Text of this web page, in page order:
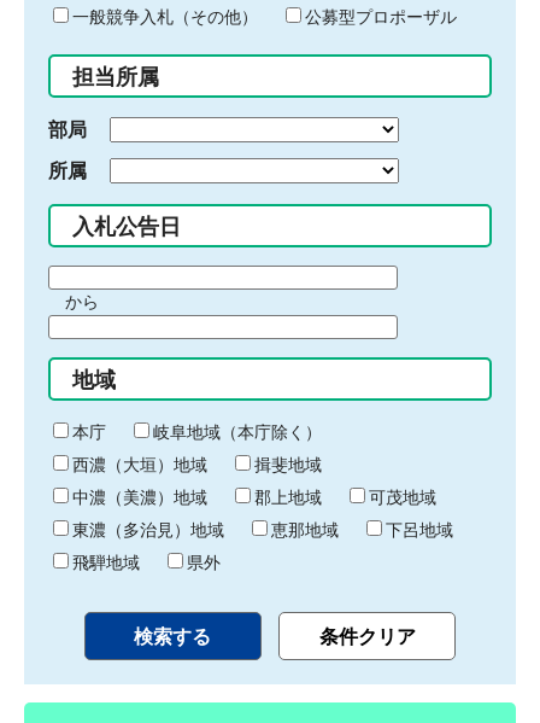
ド
入
力
一般競争入札（その他）
公募型プロポーザル
担当所属
部局
所属
入札公告日
間
始
り
から
間
終
わ
り
地域
本庁
岐阜地域（本庁除く）
西濃（大垣）地域
揖斐地域
中濃（美濃）地域
郡上地域
可茂地域
東濃（多治見）地域
恵那地域
下呂地域
飛騨地域
県外